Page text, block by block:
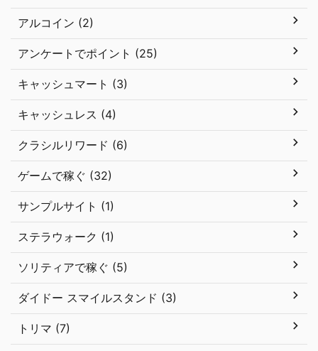
アルコイン (2)
アンケートでポイント (25)
キャッシュマート (3)
キャッシュレス (4)
クラシルリワード (6)
ゲームで稼ぐ (32)
サンプルサイト (1)
ステラウォーク (1)
ソリティアで稼ぐ (5)
ダイドー スマイルスタンド (3)
トリマ (7)